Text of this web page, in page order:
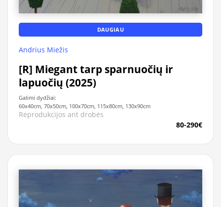
DAUGIAU
Andrius Miežis
[R] Miegant tarp sparnuočių ir
lapuočių (2025)
Galimi dydžiai:
60x40cm, 70x50cm, 100x70cm, 115x80cm, 130x90cm
Reprodukcijos ant drobės
80-290€